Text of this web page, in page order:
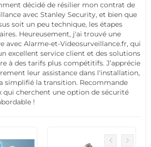
décidé de résilier mon contrat de
avec Stanley Security, et bien que
soit un peu technique, les étapes
Heureusement, j'ai trouvé une
avec Alarme-et-Videosurveillance.fr, qui
excellent service client et des solutions
à des tarifs plus compétitifs. J’apprécie
leur assistance dans l'installation,
simplifié la transition. Recommande
qui cherchent une option de sécurité
!